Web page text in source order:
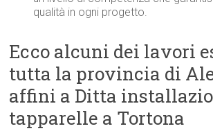
qualità in ogni progetto.
Ecco alcuni dei lavori
tutta la provincia di
affini a Ditta
tapparelle a Tortona